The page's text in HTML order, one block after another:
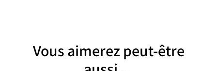
Vous aimerez peut-être